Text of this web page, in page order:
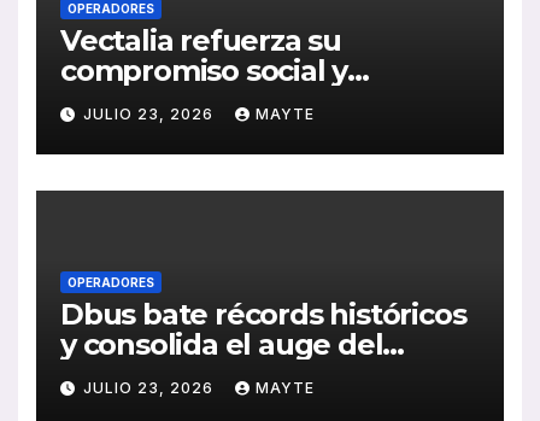
OPERADORES
Vectalia refuerza su
compromiso social y
medioambiental con la
publicación de su Memoria
de RSC 2025
JULIO 23, 2026 MAYTE
OPERADORES
Dbus bate récords históricos
y consolida el auge del
transporte público en San
Sebastián
JULIO 23, 2026 MAYTE